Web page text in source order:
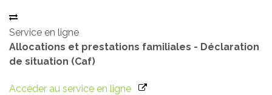
Service en ligne
Allocations et prestations familiales - Déclaration
de situation (Caf)
Accéder au service en ligne